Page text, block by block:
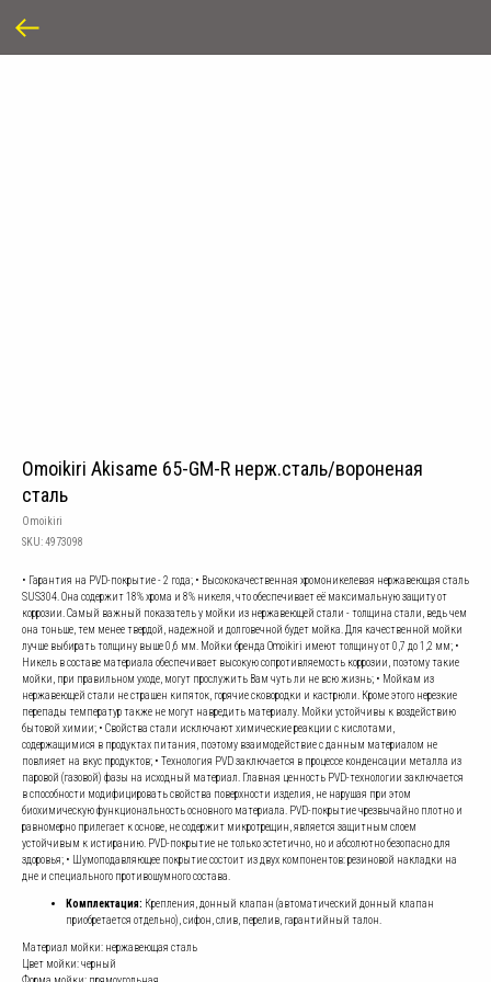
Omoikiri Akisame 65-GM-R нерж.сталь/вороненая
сталь
Omoikiri
SKU:4973098
• Гарантия на PVD-покрытие - 2 года; • Высококачественная хромоникелевая нержавеющая сталь
SUS304. Она содержит 18% хрома и 8% никеля, что обеспечивает её максимальную защиту от
коррозии. Самый важный показатель у мойки из нержавеющей стали - толщина стали, ведь чем
она тоньше, тем менее твердой, надежной и долговечной будет мойка. Для качественной мойки
лучше выбирать толщину выше 0,6 мм. Мойки бренда Omoikiri имеют толщину от 0,7 до 1,2 мм; •
Никель в составе материала обеспечивает высокую сопротивляемость коррозии, поэтому такие
мойки, при правильном уходе, могут прослужить Вам чуть ли не всю жизнь; • Мойкам из
нержавеющей стали не страшен кипяток, горячие сковородки и кастрюли. Кроме этого нерезкие
перепады температур также не могут навредить материалу. Мойки устойчивы к воздействию
бытовой химии; • Свойства стали исключают химические реакции с кислотами,
содержащимися в продуктах питания, поэтому взаимодействие с данным материалом не
повлияет на вкус продуктов; • Технология PVD заключается в процессе конденсации металла из
паровой (газовой) фазы на исходный материал. Главная ценность PVD-технологии заключается
в способности модифицировать свойства поверхности изделия, не нарушая при этом
биохимическую функциональность основного материала. PVD-покрытие чрезвычайно плотно и
равномерно прилегает к основе, не содержит микротрещин, является защитным слоем
устойчивым к истиранию. PVD-покрытие не только эстетично, но и абсолютно безопасно для
здоровья; • Шумоподавляющее покрытие состоит из двух компонентов: резиновой накладки на
дне и специального противошумного состава.
Комплектация: Крепления, донный клапан (автоматический донный клапан
приобретается отдельно), сифон, слив, перелив, гарантийный талон.
Материал мойки: нержавеющая сталь
Цвет мойки: черный